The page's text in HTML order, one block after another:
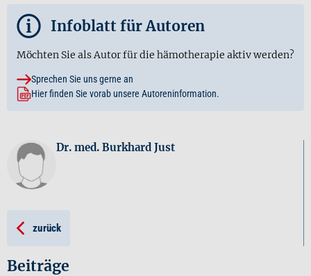
i Infoblatt für Autoren
Möchten Sie als Autor für die hämotherapie aktiv werden?
Sprechen Sie uns gerne an
Hier finden Sie vorab unsere Autoreninformation.
Dr. med. Burkhard Just
zurück
Beiträge